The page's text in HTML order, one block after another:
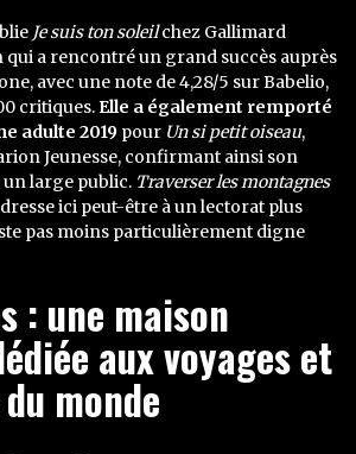
Je suis ton soleilchez Gallimard
qui a rencontré un grand succès auprès
avec une note de 4,28/5 sur Babelio,
critiques.Elle a également remporté
adulte 2019 pour Un si petit oiseau,
Jeunesse, confirmant ainsi son
large public. Traverser les montagnes
ici peut-être à un lectorat plus
pas moins particulièrement digne
: une maison
aux voyages et
monde